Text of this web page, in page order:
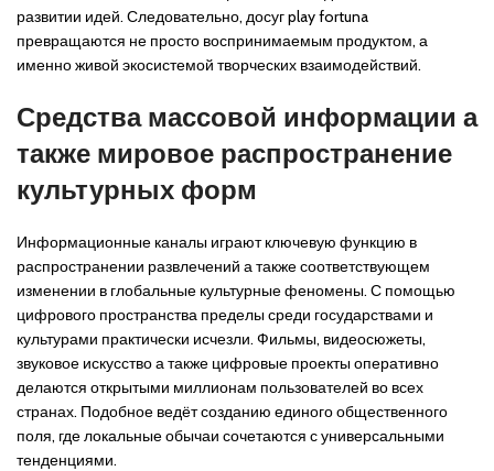
развитии идей. Следовательно, досуг play fortuna
превращаются не просто воспринимаемым продуктом, а
именно живой экосистемой творческих взаимодействий.
Средства массовой информации а
также мировое распространение
культурных форм
Информационные каналы играют ключевую функцию в
распространении развлечений а также соответствующем
изменении в глобальные культурные феномены. С помощью
цифрового пространства пределы среди государствами и
культурами практически исчезли. Фильмы, видеосюжеты,
звуковое искусство а также цифровые проекты оперативно
делаются открытыми миллионам пользователей во всех
странах. Подобное ведёт созданию единого общественного
поля, где локальные обычаи сочетаются с универсальными
тенденциями.